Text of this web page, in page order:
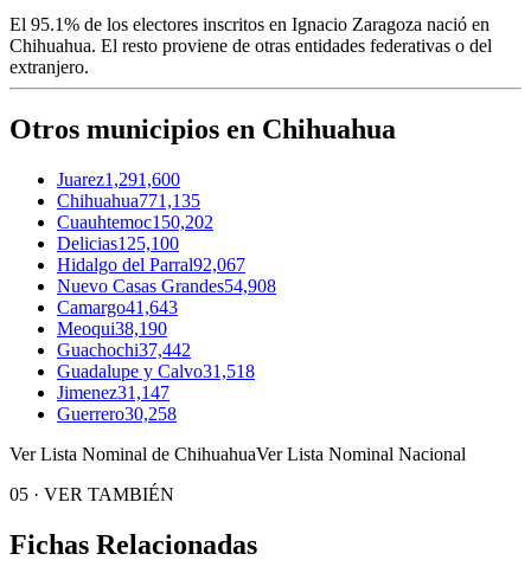
El 95.1% de los electores inscritos en Ignacio Zaragoza nació en
Chihuahua. El resto proviene de otras entidades federativas o del
extranjero.
Otros municipios en Chihuahua
Juarez1,291,600
Chihuahua771,135
Cuauhtemoc150,202
Delicias125,100
Hidalgo del Parral92,067
Nuevo Casas Grandes54,908
Camargo41,643
Meoqui38,190
Guachochi37,442
Guadalupe y Calvo31,518
Jimenez31,147
Guerrero30,258
Ver Lista Nominal de ChihuahuaVer Lista Nominal Nacional
05 · VER TAMBIÉN
Fichas Relacionadas